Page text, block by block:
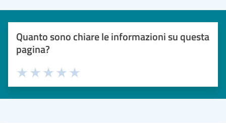
Quanto sono chiare le informazioni su questa
pagina?
Valuta 5 stelle su 5
Valuta 4 stelle su 5
Valuta 3 stelle su 5
Valuta 2 stelle su 5
Valuta 1 stelle su 5